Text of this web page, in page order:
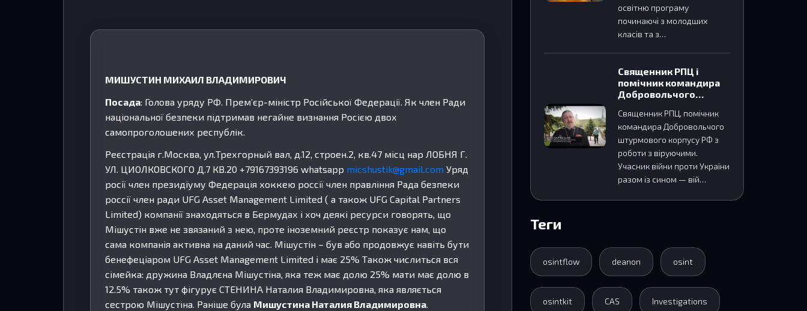
МИШУСТИН МИХАИЛ ВЛАДИМИРОВИЧ
Посада: Голова уряду РФ. Прем’єр-міністр Російської Федерації. Як член Ради
національної безпеки підтримав негайне визнання Росією двох
самопроголошених республік.
Реєстрація г.Москва, ул.Трехгорный вал, д.12, строен.2, кв.47 місц нар ЛОБНЯ Г.
УЛ. ЦИОЛКОВСКОГО Д.7 КВ.20 +79167393196 whatsapp micshustik@gmail.com Уряд
росії член президіуму Федерація хоккею россії член правління Рада безпеки
россії член ради UFG Asset Management Limited ( а також UFG Capital Partners
Limited) компанії знаходяться в Бермудах і хоч деякі ресурси говорять, що
Мішустін вже не звязаний з нею, проте іноземний реєстр показує нам, що
сама компанія активна на даний час. Мішустін – був або продовжує навіть бути
бенефеціаром UFG Asset Management Limited і має 25% Також числиться вся
сімейка: дружина Владлєна Мішустіна, яка теж має долю 25% мати має долю в
12.5% також тут фігурує СТЕНИНА Наталия Владимировна, яка являється
сестрою Мішустіна. Раніше була Мишустина Наталия Владимировна.
освітню програму
починаючі з молодших
класів та з…
Священник РПЦ і
помічник командира
Добровольчого
РФ з роботи з
віруючими
Священник РПЦ, помічник
командира Добровольчого
штурмового корпусу РФ з
роботи з віруючими.
Учасник війни проти України
разом із сином — вій…
Теги
osintflow deanon osint
osintkit CAS Investigations